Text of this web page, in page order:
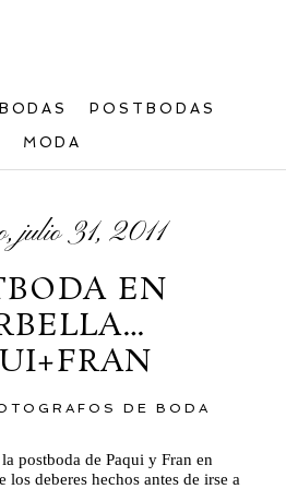
POSTBODAS
MODA
julio 31, 2011
EN
DE BODA
postboda de Paqui y Fran en
los deberes hechos antes de irse a